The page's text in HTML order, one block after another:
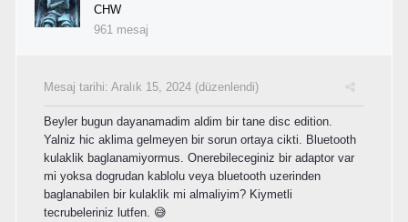
CHW
961 mesaj
Mesaj tarihi: Aralık 15, 2024 (düzenlendi)
Beyler bugun dayanamadim aldim bir tane disc edition.
Yalniz hic aklima gelmeyen bir sorun ortaya cikti. Bluetooth
kulaklik baglanamiyormus. Onerebileceginiz bir adaptor var
mi yoksa dogrudan kablolu veya bluetooth uzerinden
baglanabilen bir kulaklik mi almaliyim? Kiymetli
tecrubeleriniz lutfen. 😅